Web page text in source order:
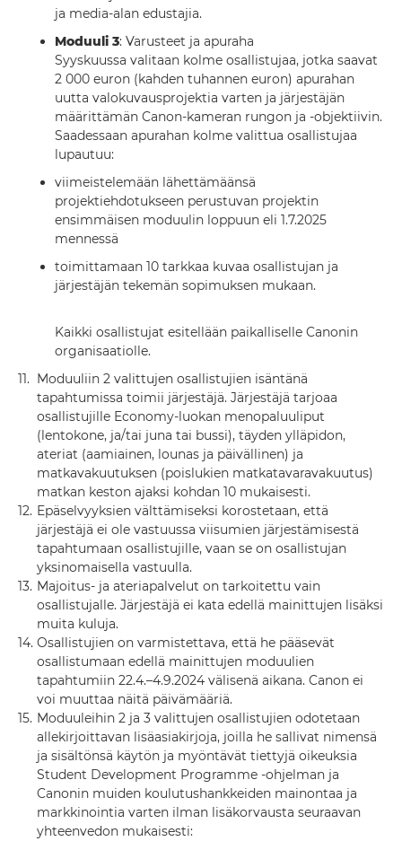
ja media-alan edustajia.
Moduuli 3: Varusteet ja apuraha
Syyskuussa valitaan kolme osallistujaa, jotka saavat
2 000 euron (kahden tuhannen euron) apurahan
uutta valokuvausprojektia varten ja järjestäjän
määrittämän Canon-kameran rungon ja -objektiivin.
Saadessaan apurahan kolme valittua osallistujaa
lupautuu:
viimeistelemään lähettämäänsä
projektiehdotukseen perustuvan projektin
ensimmäisen moduulin loppuun eli 1.7.2025
mennessä
toimittamaan 10 tarkkaa kuvaa osallistujan ja
järjestäjän tekemän sopimuksen mukaan.
Kaikki osallistujat esitellään paikalliselle Canonin
organisaatiolle.
11. Moduuliin 2 valittujen osallistujien isäntänä
tapahtumissa toimii järjestäjä. Järjestäjä tarjoaa
osallistujille Economy-luokan menopaluuliput
(lentokone, ja/tai juna tai bussi), täyden ylläpidon,
ateriat (aamiainen, lounas ja päivällinen) ja
matkavakuutuksen (poislukien matkatavaravakuutus)
matkan keston ajaksi kohdan 10 mukaisesti.
12. Epäselvyyksien välttämiseksi korostetaan, että
järjestäjä ei ole vastuussa viisumien järjestämisestä
tapahtumaan osallistujille, vaan se on osallistujan
yksinomaisella vastuulla.
13. Majoitus- ja ateriapalvelut on tarkoitettu vain
osallistujalle. Järjestäjä ei kata edellä mainittujen lisäksi
muita kuluja.
14. Osallistujien on varmistettava, että he pääsevät
osallistumaan edellä mainittujen moduulien
tapahtumiin 22.4.–4.9.2024 välisenä aikana. Canon ei
voi muuttaa näitä päivämääriä.
15. Moduuleihin 2 ja 3 valittujen osallistujien odotetaan
allekirjoittavan lisäasiakirjoja, joilla he sallivat nimensä
ja sisältönsä käytön ja myöntävät tiettyjä oikeuksia
Student Development Programme -ohjelman ja
Canonin muiden koulutushankkeiden mainontaa ja
markkinointia varten ilman lisäkorvausta seuraavan
yhteenvedon mukaisesti: